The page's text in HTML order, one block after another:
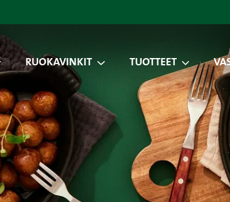
RUOKAVINKIT TUOTTEET